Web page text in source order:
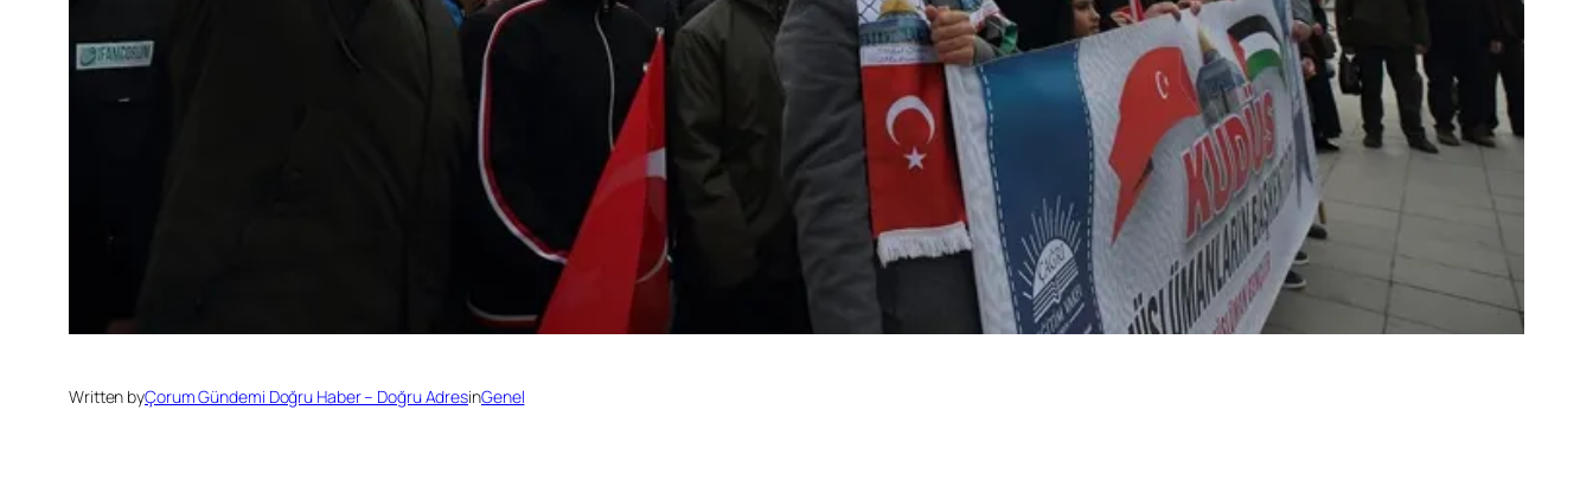
Written byÇorum Gündemi Doğru Haber – Doğru AdresinGenel